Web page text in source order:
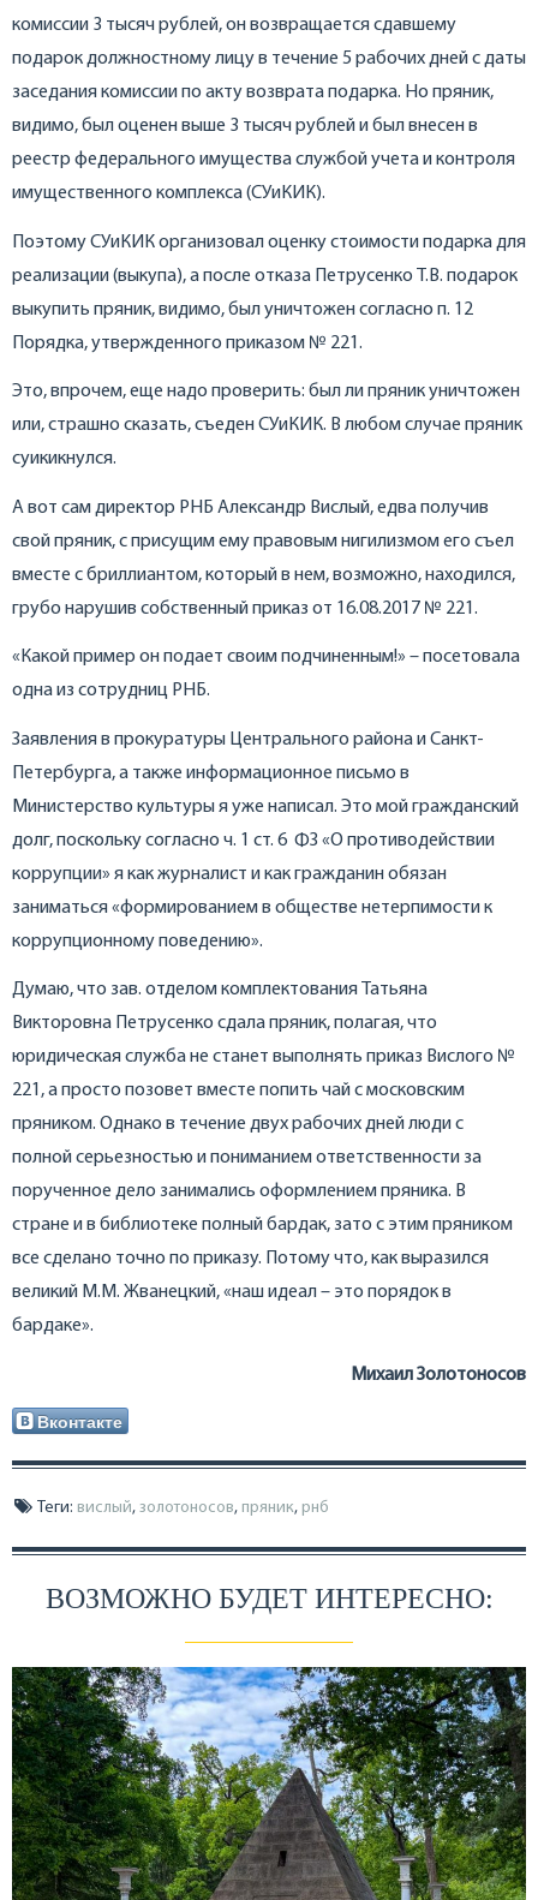
комиссии 3 тысяч рублей, он возвращается сдавшему
подарок должностному лицу в течение 5 рабочих дней с даты
заседания комиссии по акту возврата подарка. Но пряник,
видимо, был оценен выше 3 тысяч рублей и был внесен в
реестр федерального имущества службой учета и контроля
имущественного комплекса (СУиКИК).
Поэтому СУиКИК организовал оценку стоимости подарка для
реализации (выкупа), а после отказа Петрусенко Т.В. подарок
выкупить пряник, видимо, был уничтожен согласно п. 12
Порядка, утвержденного приказом № 221.
Это, впрочем, еще надо проверить: был ли пряник уничтожен
или, страшно сказать, съеден СУиКИК. В любом случае пряник
суикикнулся.
А вот сам директор РНБ Александр Вислый, едва получив
свой пряник, с присущим ему правовым нигилизмом его съел
вместе с бриллиантом, который в нем, возможно, находился,
грубо нарушив собственный приказ от 16.08.2017 № 221.
«Какой пример он подает своим подчиненным!» – посетовала
одна из сотрудниц РНБ.
Заявления в прокуратуры Центрального района и Санкт-
Петербурга, а также информационное письмо в
Министерство культуры я уже написал. Это мой гражданский
долг, поскольку согласно ч. 1 ст. 6 ФЗ «О противодействии
коррупции» я как журналист и как гражданин обязан
заниматься «формированием в обществе нетерпимости к
коррупционному поведению».
Думаю, что зав. отделом комплектования Татьяна
Викторовна Петрусенко сдала пряник, полагая, что
юридическая служба не станет выполнять приказ Вислого №
221, а просто позовет вместе попить чай с московским
пряником. Однако в течение двух рабочих дней люди с
полной серьезностью и пониманием ответственности за
порученное дело занимались оформлением пряника. В
стране и в библиотеке полный бардак, зато с этим пряником
все сделано точно по приказу. Потому что, как выразился
великий М.М. Жванецкий, «наш идеал – это порядок в
бардаке».
Михаил Золотоносов
Вконтакте
Теги: вислый, золотоносов, пряник, рнб
ВОЗМОЖНО БУДЕТ ИНТЕРЕСНО: